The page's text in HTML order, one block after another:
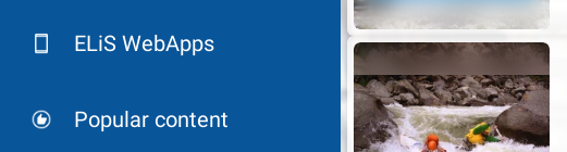
ELiS WebApps
Popular content